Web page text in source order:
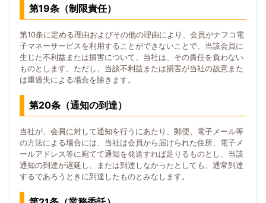
第19条（制限責任）
第10条に定める理由およびその他の理由により、会員がナフコ電
子マネーサービスを利用することができないことで、当該会員に
生じた不利益または損害について、当社は、その責任を負わない
ものとします。ただし、当該不利益または損害が当社の故意また
は重過失による場合を除きます。
第20条（通知の到達）
当社が、会員に対して通知を行うにあたり、郵便、電子メール等
の方法による場合には、当社は会員から届けられた住所、電子メ
ールアドレス等に宛てて通知を発送すれば足りるものとし、当該
通知の到達が遅延し、または到達しなかったとしても、通常到達
するであろうときに到達したものとみなします。